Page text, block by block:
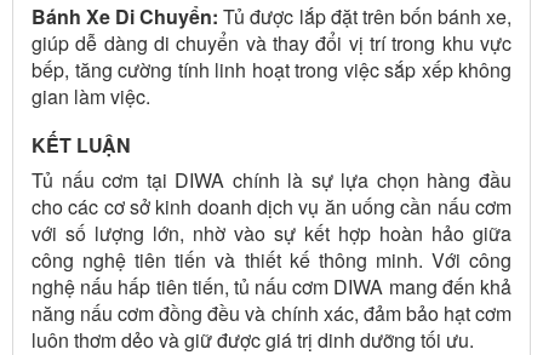
Bánh Xe Di Chuyển: Tủ được lắp đặt trên bốn bánh xe,
giúp dễ dàng di chuyển và thay đổi vị trí trong khu vực
bếp, tăng cường tính linh hoạt trong việc sắp xếp không
gian làm việc.
KẾT LUẬN
Tủ nấu cơm tại DIWA chính là sự lựa chọn hàng đầu
cho các cơ sở kinh doanh dịch vụ ăn uống cần nấu cơm
với số lượng lớn, nhờ vào sự kết hợp hoàn hảo giữa
công nghệ tiên tiến và thiết kế thông minh. Với công
nghệ nấu hấp tiên tiến, tủ nấu cơm DIWA mang đến khả
năng nấu cơm đồng đều và chính xác, đảm bảo hạt cơm
luôn thơm dẻo và giữ được giá trị dinh dưỡng tối ưu.